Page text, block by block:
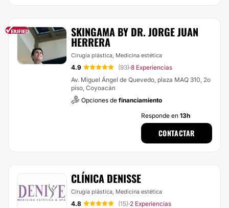
SKINGAMA BY DR. JORGE JUAN
HERRERA
Cirugía plástica, Medicina estética
4.9 (93)·8 Experiencias
Av. Miguel Ángel de Quevedo, plaza MAQ 310, 2o
piso, Coyoacán
Opciones de financiamiento
Responde en 13h
CONTACTAR
CLÍNICA DENISSE
Cirugía plástica, Medicina estética
4.8 (15)·2 Experiencias